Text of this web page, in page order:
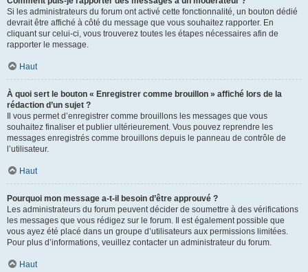
Si les administrateurs du forum ont activé cette fonctionnalité, un bouton dédié
devrait être affiché à côté du message que vous souhaitez rapporter. En
cliquant sur celui-ci, vous trouverez toutes les étapes nécessaires afin de
rapporter le message.
Haut
À quoi sert le bouton « Enregistrer comme brouillon » affiché lors de la
rédaction d’un sujet ?
Il vous permet d’enregistrer comme brouillons les messages que vous
souhaitez finaliser et publier ultérieurement. Vous pouvez reprendre les
messages enregistrés comme brouillons depuis le panneau de contrôle de
l’utilisateur.
Haut
Pourquoi mon message a-t-il besoin d’être approuvé ?
Les administrateurs du forum peuvent décider de soumettre à des vérifications
les messages que vous rédigez sur le forum. Il est également possible que
vous ayez été placé dans un groupe d’utilisateurs aux permissions limitées.
Pour plus d’informations, veuillez contacter un administrateur du forum.
Haut